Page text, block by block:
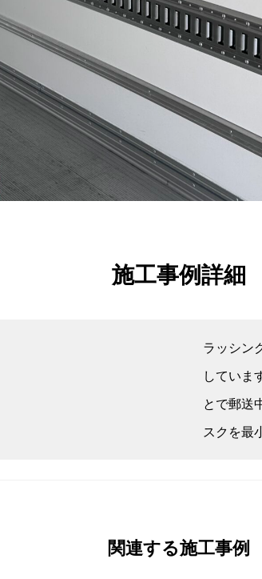
施工事例詳細
ラッシン
していま
とで郵送
スクを最
関連する施工事例